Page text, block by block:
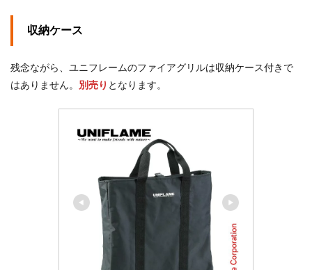
収納ケース
残念ながら、ユニフレームのファイアグリルは収納ケース付きで
はありません。 別売り となります。